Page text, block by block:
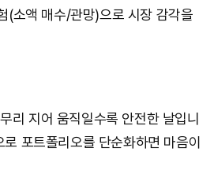
(소액 매수/관망)으로 시장 감각을
리 지어 움직일수록 안전한 날입니
포트폴리오를 단순화하면 마음이